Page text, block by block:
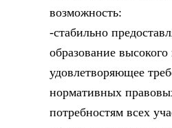
возможность:
-стабильно
образование высокого
удовлетворяющее
нормативных
потребностям всех